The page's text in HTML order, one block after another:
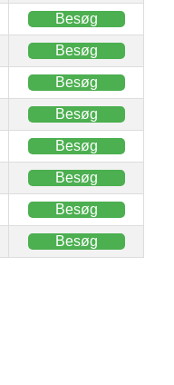
Besøg
Besøg
Besøg
Besøg
Besøg
Besøg
Besøg
Besøg